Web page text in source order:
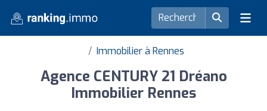
Immobilier à Rennes
Agence CENTURY 21 Dréano
Immobilier Rennes